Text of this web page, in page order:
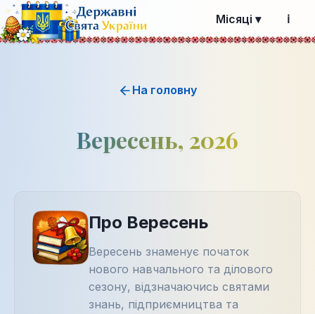
Місяці ▾ ℹ️
На головну
Вересень, 2026
Про Вересень
Вересень знаменує початок
нового навчального та ділового
сезону, відзначаючись святами
знань, підприємництва та